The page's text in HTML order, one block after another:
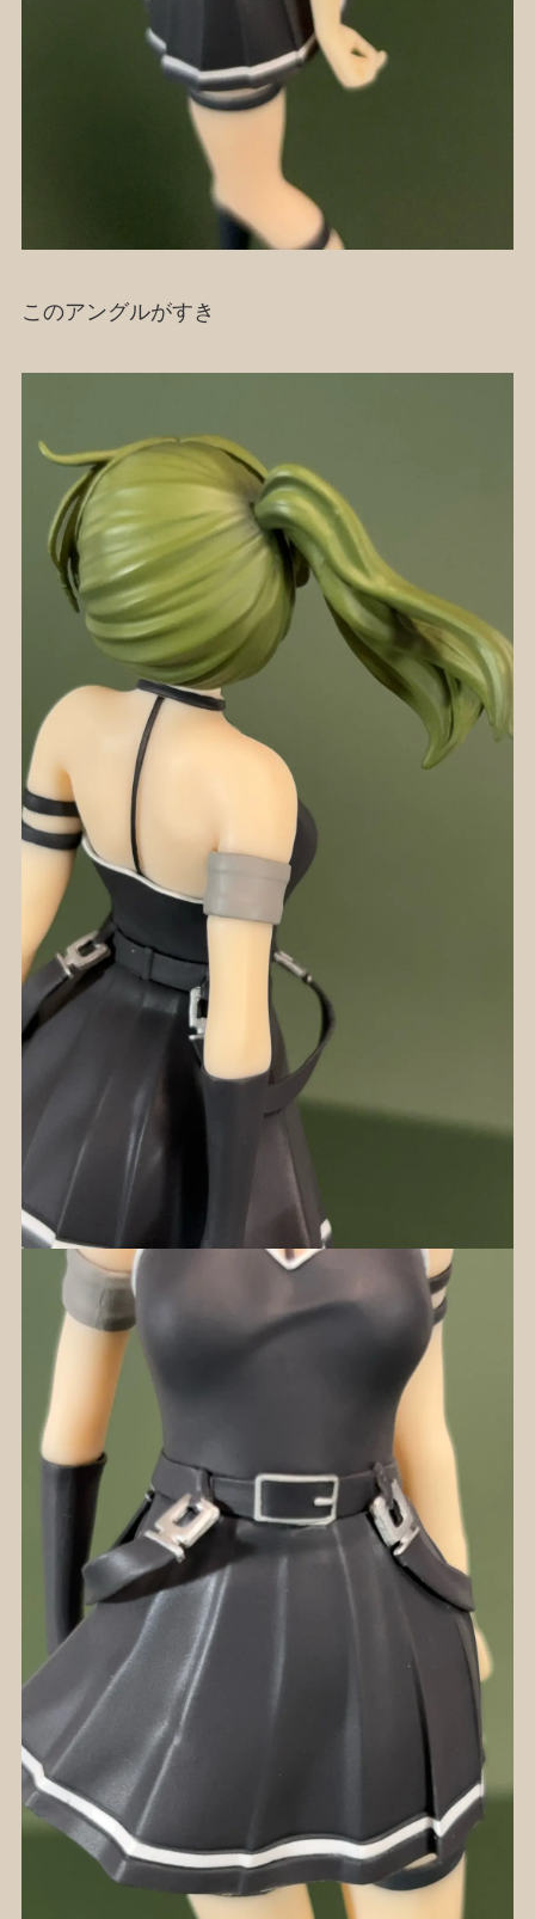
このアングルがすき